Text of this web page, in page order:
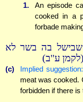
1.
An episode
cooked in a
forbade
שבישל בה בשר לא
ע''ב)
(c) Implied suggestion:
meat was cooked.
forbidden if there